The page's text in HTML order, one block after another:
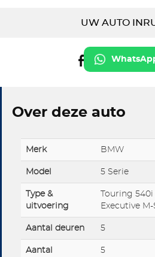
UW AUTO
Over deze auto
Merk BMW
Model 5 Serie
Type &
uitvoering
Touring
Executive
Aantal deuren 5
Aantal
5